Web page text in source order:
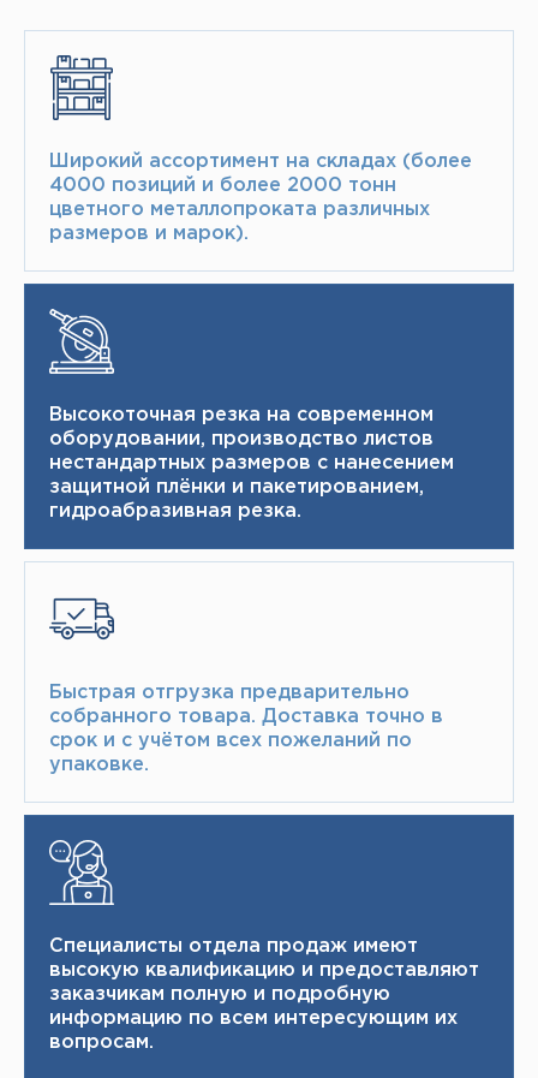
Широкий ассортимент на складах (более
4000 позиций и более 2000 тонн​
цветного металлопроката различных
размеров и марок).
Высокоточная резка на современном
оборудовании, производство листов
нестандартных размеров с нанесением
защитной плёнки и пакетированием,
гидроабразивная резка.
Быстрая отгрузка предварительно
собранного товара.​ Доставка точно в
срок и с учётом всех пожеланий по
упаковке.​
Специалисты отдела продаж имеют
высокую квалификацию и ​ предоставляют
заказчикам полную и подробную
информацию по всем интересующим их
вопросам.